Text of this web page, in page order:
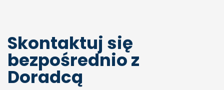
Skontaktuj się
bezpośrednio z
Doradcą